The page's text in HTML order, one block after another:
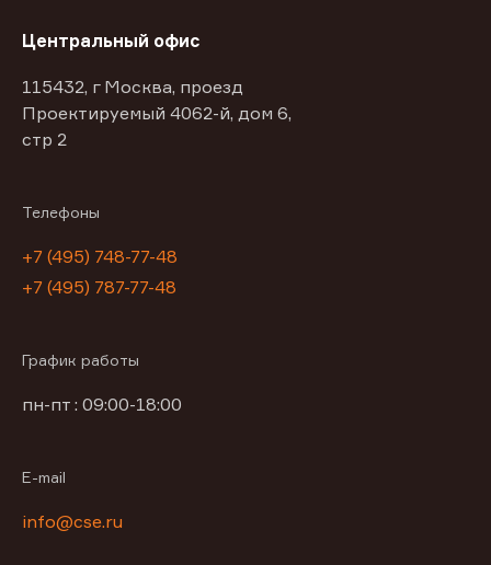
Центральный офис
115432, г Москва, проезд
Проектируемый 4062-й, дом 6,
стр 2
Телефоны
+7 (495) 748-77-48
+7 (495) 787-77-48
График работы
пн-пт : 09:00-18:00
E-mail
info@cse.ru